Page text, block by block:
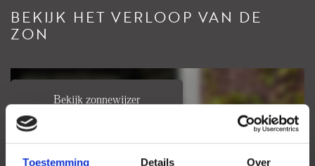
Toestemming Details Over
- Homeowners’ association with 3 members, monthly contribution
€67.51 (based on 43/127 share)
- Delivery in consultation, can be quick
- Non-owner-occupancy, materials, and asbestos clauses apply
- Project notary required (located in Lisse)
This apartment is the perfect opportunity for first-time buyers,
just minutes from the beach and the city center of The Hague.
BEKIJK HET VERLOOP VAN DE
ZON
Bekijk zonnewijzer
Uw browser ondersteunt geen WebGL